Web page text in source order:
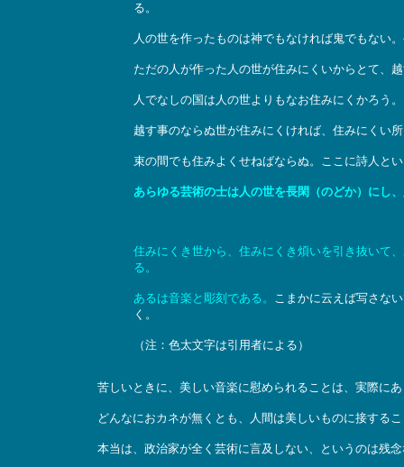
る。
人の世を作ったものは神でもなければ鬼でもない
ただの人が作った人の世が住みにくいからとて、
人でなしの国は人の世よりもなお住みにくかろう。
越す事のならぬ世が住みにくければ、住みにくい
束の間でも住みよくせねばならぬ。ここに詩人と
あらゆる芸術の士は人の世を長閑（のどか）にし
住みにくき世から、住みにくき煩いを引き抜いて
る。
あるは音楽と彫刻である。 こまかに云えば写さな
く。
（注：色太文字は引用者による）
苦しいときに、美しい音楽に慰められることは、実際に
どんなにおカネが無くとも、人間は美しいものに接する
本当は、政治家が全く芸術に言及しない、というのは残